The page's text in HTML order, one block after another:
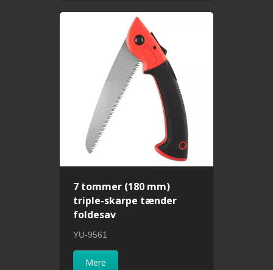
7 tommer (180 mm)
triple-skarpe tænder
foldesav
YU-9561
Mere